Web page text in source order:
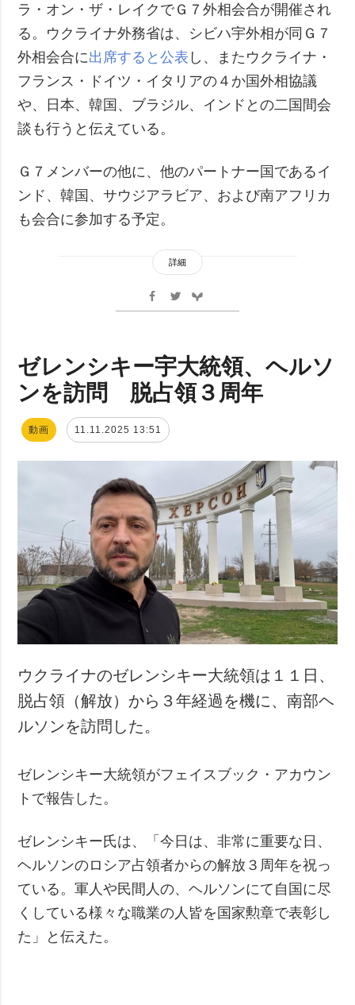
ラ・オン・ザ・レイクでＧ７外相会合が開催され
る。ウクライナ外務省は、シビハ宇外相が同Ｇ７
外相会合に出席すると公表 し、またウクライナ・
フランス・ドイツ・イタリアの４か国外相協議
や、日本、韓国、ブラジル、インドとの二国間会
談も行うと伝えている。
Ｇ７メンバーの他に、他のパートナー国であるイ
ンド、韓国、サウジアラビア、および南アフリカ
も会合に参加する予定。
詳細
ゼレンシキー宇大統領、ヘルソ
ンを訪問 脱占領３周年
動画 11.11.2025 13:51
ウクライナのゼレンシキー大統領は１１日、
脱占領（解放）から３年経過を機に、南部ヘ
ルソンを訪問した。
ゼレンシキー大統領がフェイスブック・アカウン
トで報告した。
ゼレンシキー氏は、「今日は、非常に重要な日、
ヘルソンのロシア占領者からの解放３周年を祝っ
ている。軍人や民間人の、ヘルソンにて自国に尽
くしている様々な職業の人皆を国家勲章で表彰し
た」と伝えた。